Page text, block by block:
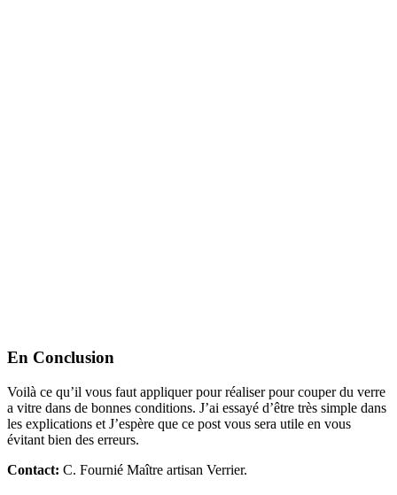
En Conclusion
Voilà ce qu’il vous faut appliquer pour réaliser pour couper du verre
a vitre dans de bonnes conditions. J’ai essayé d’être très simple dans
les explications et J’espère que ce post vous sera utile en vous
évitant bien des erreurs.
Contact: C. Fournié Maître artisan Verrier.